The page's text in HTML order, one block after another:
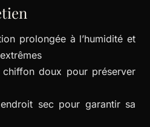
prolongée à l’humidité et
doux pour préserver
sec pour garantir sa